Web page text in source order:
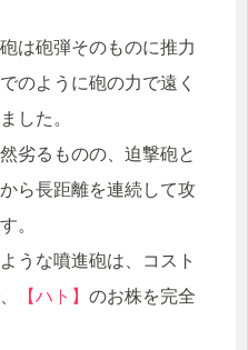
は砲弾そのものに推力
のように砲の力で遠く
した。
劣るものの、迫撃砲と
ら長距離を連続して攻
。
うな噴進砲は、コスト
【ハト】 のお株を完全